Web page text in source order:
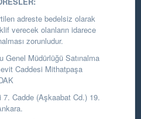
adreste bedelsiz olarak
verecek olanların idarece
zorunludur.
Genel Müdürlüğü Satınalma
Caddesi Mithatpaşa
Cadde (Aşkaabat Cd.) 19.